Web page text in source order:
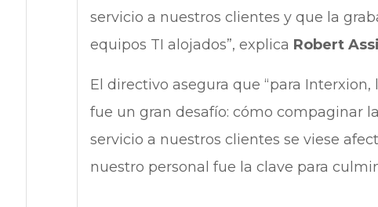
servicio a nuestros clientes y que la
equipos TI alojados”, explica Robert
El directivo asegura que “para
fue un gran desafío: cómo compaginar
servicio a nuestros clientes se viese
nuestro personal fue la clave para